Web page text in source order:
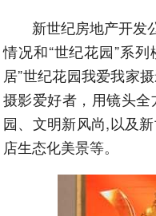
新世纪房地产开发
情况和“世纪花园”系
居”世纪花园我爱我家
摄影爱好者，用镜头
园、文明新风尚,以及
店生态化美景等。